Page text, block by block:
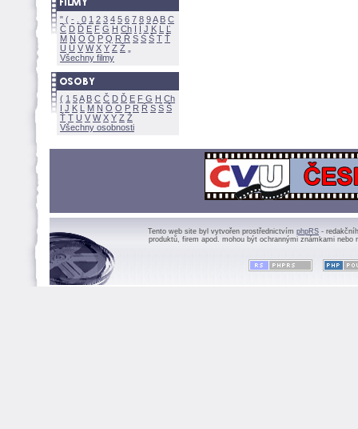
" ( - 0 1 2 3 4 5 6 7 8 9A B C
Č D Ď E F G H Ch I Í J K L
Ľ
M N O Ó P Q R Ř S Ś T Ť
U Ú V W X Y Z
Všechny filmy
( 1 5A B C Č D Ď E F G H Ch
I J K L M N Ó O P R Ř S Ś
Ť T U V W X Y Z
Všechny osobnosti
Tento web site byl vytvořen prostřednictvím phpRS -
produktů, firem apod. mohou být ochrannými známkami